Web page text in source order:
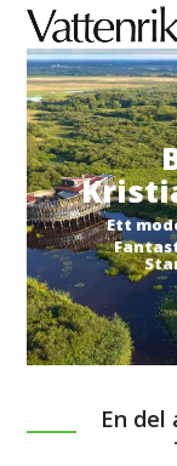
Open
mobile
menu
Close
mobile
menu
Ett
En del